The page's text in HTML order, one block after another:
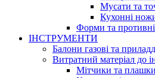
Мусати та
Кухонні
Форми та
ІНСТРУМЕНТИ
Балони газові та
Витратний матеріал до
Мітчики та плашки